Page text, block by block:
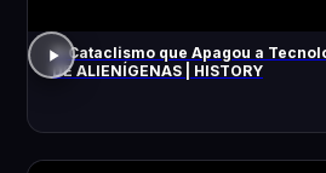
O Cataclismo que Apagou a
DE ALIENÍGENAS | HISTORY